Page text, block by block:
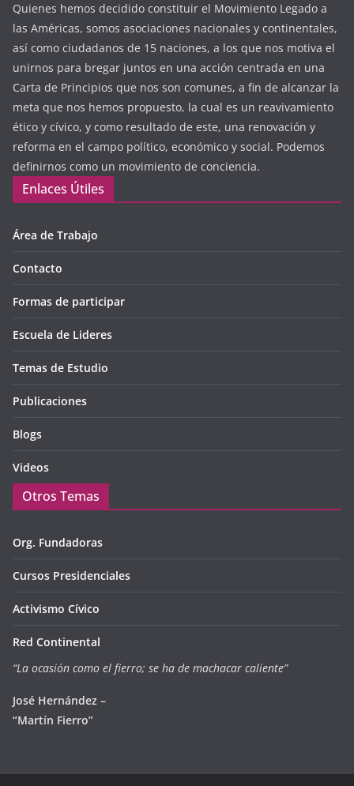
Quienes hemos decidido constituir el Movimiento Legado a
las Américas, somos asociaciones nacionales y continentales,
así como ciudadanos de 15 naciones, a los que nos motiva el
unirnos para bregar juntos en una acción centrada en una
Carta de Principios que nos son comunes, a fin de alcanzar la
meta que nos hemos propuesto, la cual es un reavivamiento
ético y cívico, y como resultado de este, una renovación y
reforma en el campo político, económico y social. Podemos
definirnos como un movimiento de conciencia.
Enlaces Útiles
Área de Trabajo
Contacto
Formas de participar
Escuela de Lideres
Temas de Estudio
Publicaciones
Blogs
Videos
Otros Temas
Org. Fundadoras
Cursos Presidenciales
Activismo Cívico
Red Continental
“La ocasión como el fierro; se ha de machacar caliente”
José Hernández –
“Martín Fierro”